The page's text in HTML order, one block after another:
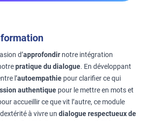
d’approfondir notre intégration
pratique du dialogue. En développant
l’autoempathie pour clarifier ce qui
authentique pour le mettre en mots et
accueillir ce que vit l’autre, ce module
à vivre un dialogue respectueux de